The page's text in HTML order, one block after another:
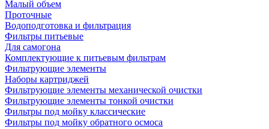
Малый объем
Проточные
Водоподготовка и фильтрация
Фильтры питьевые
Для самогона
Комплектующие к питьевым фильтрам
Фильтрующие элементы
Наборы картриджей
Фильтрующие элементы механической очистки
Фильтрующие элементы тонкой очистки
Фильтры под мойку классические
Фильтры под мойку обратного осмоса